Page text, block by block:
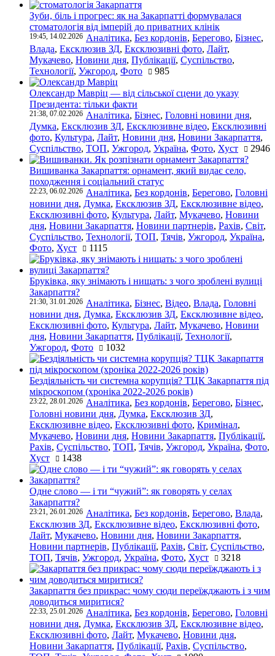
Зуби, біль і прогрес: як на Закарпатті формувалася
стоматологія від імперій до приватних клінік
19:45, 14.02.2026 Аналітика, Без кордонів, Берегово, Бізнес,
Влада, Ексклюзив ЗД, Ексклюзивні фото, Лайт,
Мукачево, Новини дня, Публікації, Суспільство,
Технології, Ужгород, Фото 985
Олександр Мавріц — від сільської сцени до указу
Президента: тільки факти
21:38, 07.02.2026 Аналітика, Бізнес, Головні новини дня,
Думка, Ексклюзив ЗД, Ексклюзивне відео, Ексклюзивні
фото, Культура, Лайт, Новини дня, Новини Закарпаття,
Суспільство, ТОП, Ужгород, Україна, Фото, Хуст 2946
Вишиванка Закарпаття: орнамент, який видає село,
походження і соціальний статус
22:23, 06.02.2026 Аналітика, Без кордонів, Берегово, Головні
новини дня, Думка, Ексклюзив ЗД, Ексклюзивне відео,
Ексклюзивні фото, Культура, Лайт, Мукачево, Новини
дня, Новини Закарпаття, Новини партнерів, Рахів, Світ,
Суспільство, Технології, ТОП, Тячів, Ужгород, Україна,
Фото, Хуст 1115
Бруківка, яку знімають і нищать: з чого зроблені вулиці
Закарпаття?
21:30, 31.01.2026 Аналітика, Бізнес, Відео, Влада, Головні
новини дня, Думка, Ексклюзив ЗД, Ексклюзивне відео,
Ексклюзивні фото, Культура, Лайт, Мукачево, Новини
дня, Новини Закарпаття, Публікації, Технології,
Ужгород, Фото 1032
Бездіяльність чи системна корупція? ТЦК Закарпаття під
мікроскопом (хроніка 2022-2026 років)
23:22, 28.01.2026 Аналітика, Без кордонів, Берегово, Бізнес,
Головні новини дня, Думка, Ексклюзив ЗД,
Ексклюзивне відео, Ексклюзивні фото, Кримінал,
Мукачево, Новини дня, Новини Закарпаття, Публікації,
Рахів, Суспільство, ТОП, Тячів, Ужгород, Україна, Фото,
Хуст
1438
Одне слово — і ти “чужий”: як говорять у селах
Закарпаття?
23:21, 26.01.2026 Аналітика, Без кордонів, Берегово, Влада,
Ексклюзив ЗД, Ексклюзивне відео, Ексклюзивні фото,
Лайт, Мукачево, Новини дня, Новини Закарпаття,
Новини партнерів, Публікації, Рахів, Світ, Суспільство,
ТОП, Тячів, Ужгород, Україна, Фото, Хуст 3218
Закарпаття без прикрас: чому сюди переїжджають і з чим
доводиться миритися?
22:33, 25.01.2026 Аналітика, Без кордонів, Берегово, Головні
новини дня, Думка, Ексклюзив ЗД, Ексклюзивне відео,
Ексклюзивні фото, Лайт, Мукачево, Новини дня,
Новини Закарпаття, Публікації, Рахів, Суспільство,